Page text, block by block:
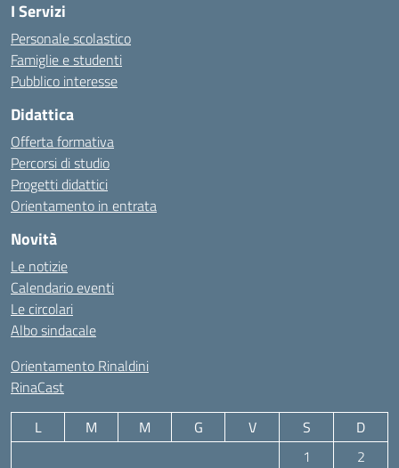
I Servizi
Personale scolastico
Famiglie e studenti
Pubblico interesse
Didattica
Offerta formativa
Percorsi di studio
Progetti didattici
Orientamento in entrata
Novità
Le notizie
Calendario eventi
Le circolari
Albo sindacale
Orientamento Rinaldini
RinaCast
L M M G V S
D
1
2